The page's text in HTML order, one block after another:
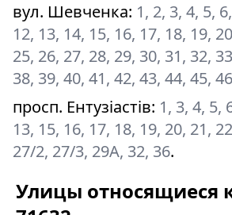
вул. Шевченка: 1, 2, 3, 4, 5,
12, 13, 14, 15, 16, 17, 18, 19,
25, 26, 27, 28, 29, 30, 31, 32,
38, 39, 40, 41, 42, 43, 44, 45,
просп. Ентузіастів: 1, 3, 4, 5,
13, 15, 16, 17, 18, 19, 20, 21,
27/2, 27/3, 29А, 32, 36.
Улицы относящиеся